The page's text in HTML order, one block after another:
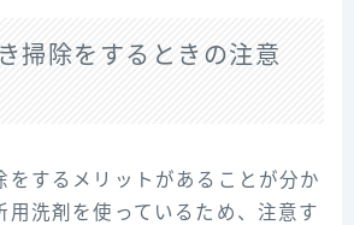
掃除をするときの注意
をするメリットがあることが分か
用洗剤を使っているため、注意す